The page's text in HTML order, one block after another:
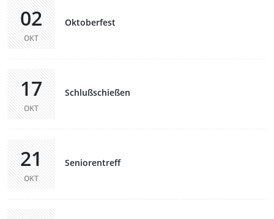
02
OKT
Oktoberfest
17
OKT
Schlußschießen
21
OKT
Seniorentreff